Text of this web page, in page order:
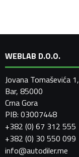
WEBLAB D.O.O.
Jovana Tomaševića 1,
Bar, 85000
Crna Gora
PIB: 03007448
+382 (0) 67 312 555
+382 (0) 30 550 099
info@autodiler.me